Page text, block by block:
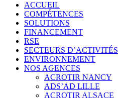
ACCUEIL
COMPÉTENCES
SOLUTIONS
FINANCEMENT
RSE
SECTEURS D’ACTIVITÉS
ENVIRONNEMENT
NOS AGENCES
ACROTIR NANCY
ADS’AD LILLE
ACROTIR ALSACE